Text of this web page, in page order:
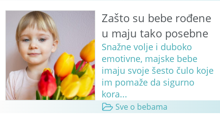
Zašto su bebe rođene
u maju tako posebne
Snažne volje i duboko
emotivne, majske bebe
imaju svoje šesto čulo koje
im pomaže da sigurno
kora...
Sve o bebama